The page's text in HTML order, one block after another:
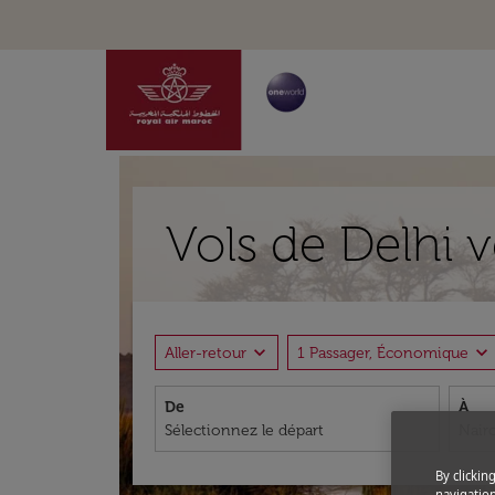
Vols de Delhi
Aller-retour expand_more 1 Passager, Économique expand_more
De À
By